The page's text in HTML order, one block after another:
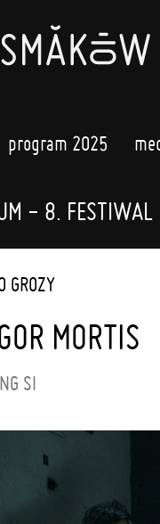
program 2025
- 8. FESTIWAL
GROZY
MORTIS
SI